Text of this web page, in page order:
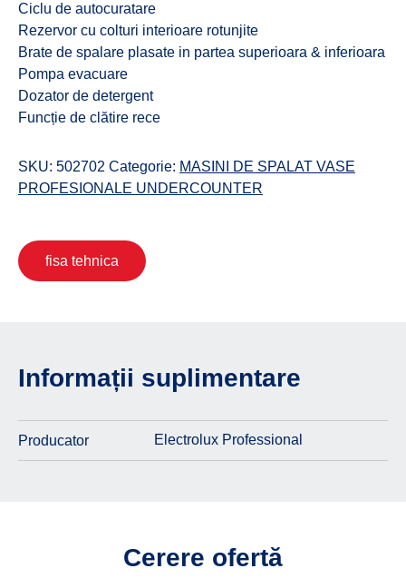
Ciclu de autocuratare
Rezervor cu colturi interioare rotunjite
Brate de spalare plasate in partea superioara & inferioara
Pompa evacuare
Dozator de detergent
Funcție de clătire rece
SKU: 502702 Categorie: MASINI DE SPALAT VASE
PROFESIONALE UNDERCOUNTER
fisa tehnica
Informații suplimentare
Producator Electrolux Professional
Cerere ofertă